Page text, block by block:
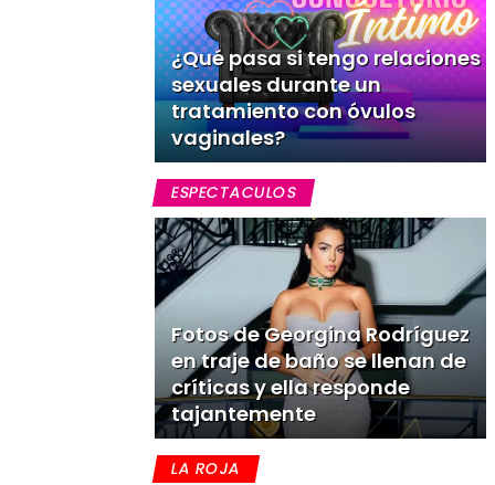
¿Qué pasa si tengo relaciones
sexuales durante un
tratamiento con óvulos
vaginales?
ESPECTACULOS
Fotos de Georgina Rodríguez
en traje de baño se llenan de
críticas y ella responde
tajantemente
LA ROJA